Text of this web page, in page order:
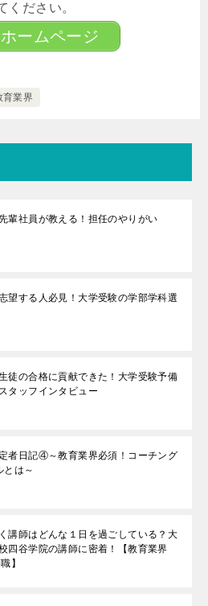
ください。
ームページ
育業界
輩社員が教える！担任のやりがい
望する人必見！大学受験の学部学科選
徒の合格に貢献できた！大学受験予備
タッフインタビュー
者日記④～教育業界必須！コーチング
とは～
講師はどんな１日を過ごしている？大
四谷学院の講師に密着！【教育業界
】